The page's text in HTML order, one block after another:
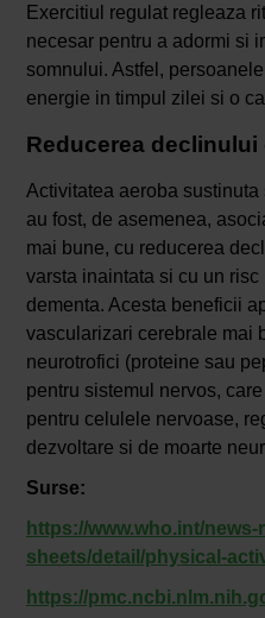
Exercitiul regulat regleaza
necesar pentru a adormi si
somnului. Astfel,
energie in timpul zilei si o
Reducerea
Activitatea aeroba
au fost, de asemenea,
mai bune, cu reducerea
varsta inaintata si cu un
dementa. Acesta beneficii
vascularizari cerebrale mai
neurotrofici (proteine sau
pentru sistemul nervos,
pentru celulele nervoase,
dezvoltare si de moarte
Surse:
https://www.who.int/
sheets/detail/physical-
https://